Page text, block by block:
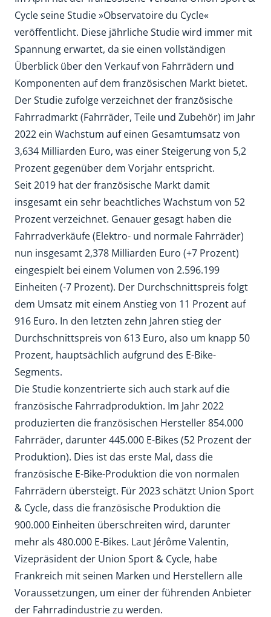
Cycle seine Studie »Observatoire du Cycle«
veröffentlicht. Diese jährliche Studie wird immer mit
Spannung erwartet, da sie einen vollständigen
Überblick über den Verkauf von Fahrrädern und
Komponenten auf dem französischen Markt bietet.
Der Studie zufolge verzeichnet der französische
Fahrradmarkt (Fahrräder, Teile und Zubehör) im Jahr
2022 ein Wachstum auf einen Gesamtumsatz von
3,634 Milliarden Euro, was einer Steigerung von 5,2
Prozent gegenüber dem Vorjahr entspricht.
Seit 2019 hat der französische Markt damit
insgesamt ein sehr beachtliches Wachstum von 52
Prozent verzeichnet. Genauer gesagt haben die
Fahrradverkäufe (Elektro- und normale Fahrräder)
nun insgesamt 2,378 Milliarden Euro (+7 Prozent)
eingespielt bei einem Volumen von 2.596.199
Einheiten (-7 Prozent). Der Durchschnittspreis folgt
dem Umsatz mit einem Anstieg von 11 Prozent auf
916 Euro. In den letzten zehn Jahren stieg der
Durchschnittspreis von 613 Euro, also um knapp 50
Prozent, hauptsächlich aufgrund des E-Bike-
Segments.
Die Studie konzentrierte sich auch stark auf die
französische Fahrradproduktion. Im Jahr 2022
produzierten die französischen Hersteller 854.000
Fahrräder, darunter 445.000 E-Bikes (52 Prozent der
Produktion). Dies ist das erste Mal, dass die
französische E-Bike-Produktion die von normalen
Fahrrädern übersteigt. Für 2023 schätzt Union Sport
& Cycle, dass die französische Produktion die
900.000 Einheiten überschreiten wird, darunter
mehr als 480.000 E-Bikes. Laut Jérôme Valentin,
Vizepräsident der Union Sport & Cycle, habe
Frankreich mit seinen Marken und Herstellern alle
Voraussetzungen, um einer der führenden Anbieter
der Fahrradindustrie zu werden.